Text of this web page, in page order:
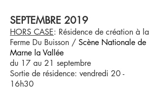
SEPTEMBRE 2019
HORS CASE: Résidence de création à la
Ferme Du Buisson / Scène Nationale de
Marne la Vallée
du 17 au 21 septembre
Sortie de résidence: vendredi 20 -
16h30